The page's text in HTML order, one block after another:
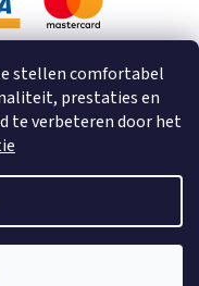
stellen comfortabel
prestaties en
te verbeteren door het